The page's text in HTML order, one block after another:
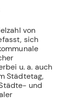
von
sich
u. a. auch
Städtetag,
und